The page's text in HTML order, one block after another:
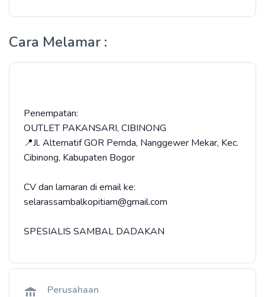
Cara Melamar :
Penempatan:
OUTLET PAKANSARI, CIBINONG
📍Jl. Alternatif GOR Pemda, Nanggewer Mekar, Kec.
Cibinong, Kabupaten Bogor
CV dan lamaran di email ke:
selarassambalkopitiam@gmail.com
SPESIALIS SAMBAL DADAKAN
Perusahaan